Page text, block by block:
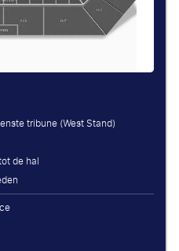
tribune (West Stand)
de hal